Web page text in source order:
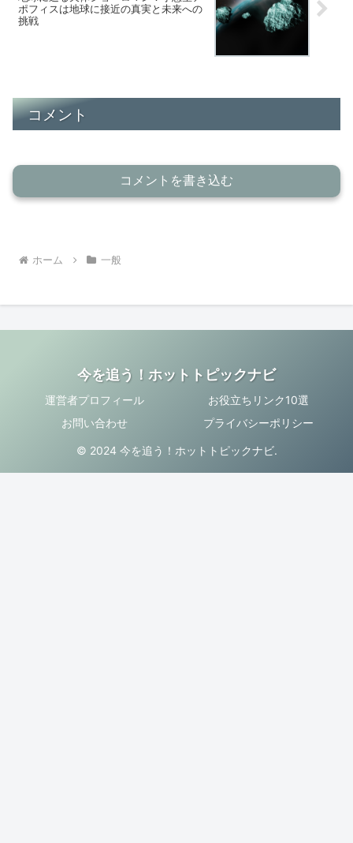
ポフィスは地球に接近の真実と未来への
挑戦
コメント
コメントを書き込む
ホーム 一般
今を追う！ホットトピックナビ
運営者プロフィール
お役立ちリンク10選
お問い合わせ
プライバシーポリシー
© 2024 今を追う！ホットトピックナビ.